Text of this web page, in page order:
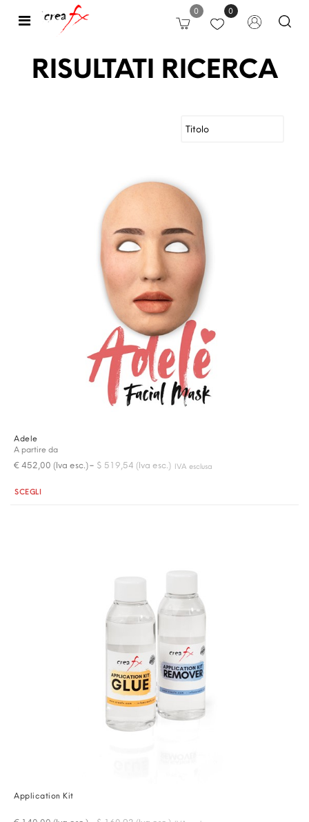
Open 0 0
RISULTATI RICERCA
Adele
A partire da
€ 452,00 (Iva esc.)- $ 519,54 (Iva esc.) IVA esclusa
Quantità
SCEGLI
Application Kit